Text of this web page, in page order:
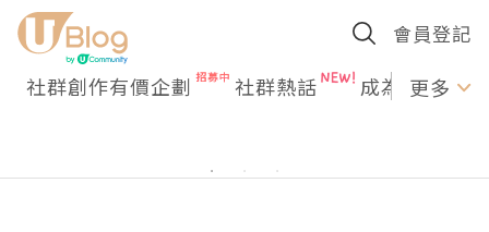
會員登記
社群創作有價企劃 社群熱話 成為U更多